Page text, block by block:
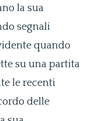
la sua
segnali
quando
su una partita
le recenti
delle